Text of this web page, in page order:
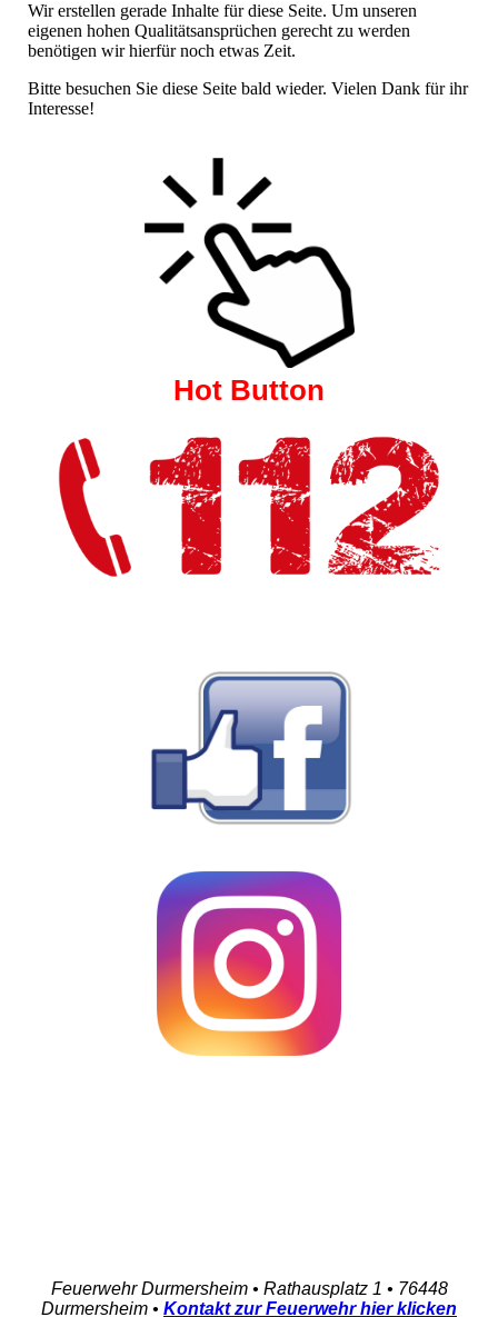
Wir erstellen gerade Inhalte für diese Seite. Um unseren
eigenen hohen Qualitätsansprüchen gerecht zu werden
benötigen wir hierfür noch etwas Zeit.
Bitte besuchen Sie diese Seite bald wieder. Vielen Dank für ihr
Interesse!
Hot Button
Feuerwehr Durmersheim • Rathausplatz 1 • 76448
Durmersheim • Kontakt zur Feuerwehr hier klicken